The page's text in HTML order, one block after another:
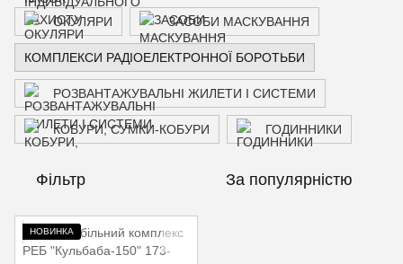
ОКУЛЯРИ ЗАСОБИ МАСКУВАННЯ
КОМПЛЕКСИ РАДІОЕЛЕКТРОННОЇ БОРОТЬБИ
РОЗВАНТАЖУВАЛЬНІ ЖИЛЕТИ І СИСТЕМИ
КОБУРИ, СУМКИ-КОБУРИ ГОДИННИКИ
Фільтр За популярністю
НОВИНКА